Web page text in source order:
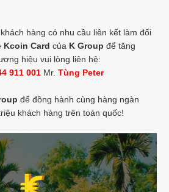
hàng có nhu cầu liên kết làm đối
Kcoin Card của K Group để tăng
hiệu vui lòng liên hệ:
911 001 Mr. Tùng Peter
để đồng hành cùng hàng ngàn
khách hàng trên toàn quốc!